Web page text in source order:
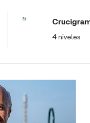
4 niveles